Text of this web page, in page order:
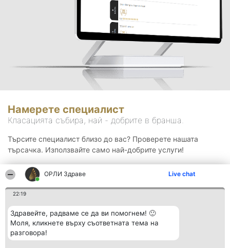
ОРЛИ Здраве Live chat
22:19
Здравейте, радваме се да ви помогнем! 🙂
Моля, кликнете върху съответната тема на
разговора!
Намерете специалист
Класацията събира, най - добрите в бранша.
Търсите специалист близо до вас? Проверете нашата
търсачка. Използвайте само най-добрите услуги!